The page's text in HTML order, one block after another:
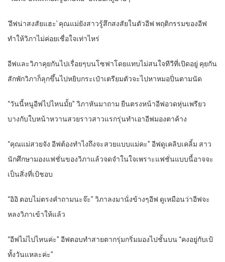
‘อีฟน่าสงสัยแฮะ’ คุณแม่ยังสาวรู้สึกสงสัยในตัวอีฟ พฤติกรรมของอีฟ
ทำให้วิภาไม่ค่อยเชื่อใจเท่าไหร่
อีฟและวิภาคุยกันไปเรื่อยๆบนโซฟาโดยแทบไม่สนใจทีวีที่เปิดอยู่ คุยกัน
สักพักวิภาก็ลุกขึ้นไปหยิบกระเป๋าเตรียมตัวจะไปหาหมอปิ่นตามนัด
“วันนี้หนูอีฟไปไหนมั้ย” วิภาหันมาถาม ยืนตรงหน้าอีฟอวดหุ่นเพรียว
บางกับใบหน้าหวานสวยราวสาวแรกรุ่นทำเอาอีฟมองตาค้าง
“คุณแม่สวยจัง อีฟต้องทำไงถึงจะสวยแบบแม่คะ” อีฟดูเคลิบเคลิ้ม สาว
นักศึกษามองแฟชั่นของวิภาแล้วจดจำในใจเพราะแฟชั่นแบบนี้อาจจะ
เป็นสิ่งที่เป้ชอบ
“อิอิ ตอบไม่ตรงคำถามนะจ๊ะ” วิภาลงมานั่งข้างๆอีฟ ดูเหมือนว่าอีฟจะ
หลงวิภาเข้าให้แล้ว
“อีฟไม่ไปไหนค่ะ” อีฟตอบทำสายตากรุ่มกริ่มมองไปชั้นบน “คงอยู่กับเป้
ทั้งวันแหละค่ะ”